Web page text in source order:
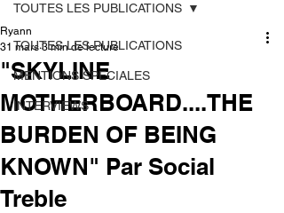
TOUTES LES PUBLICATIONS
MENTIONS SPECIALES
INTERVIEWS
TOUTES LES PUBLICATIONS
"SKYLINE
MOTHERBOARD....THE
BURDEN OF BEING
KNOWN" Par Social
Treble
Ryann
31 mars 3 min de lecture